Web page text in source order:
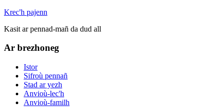
Krec'h pajenn
Kasit ar pennad-mañ da dud all
Ar brezhoneg
Istor
Sifroù pennañ
Stad ar yezh
Anvioù-lec'h
Anvioù-familh